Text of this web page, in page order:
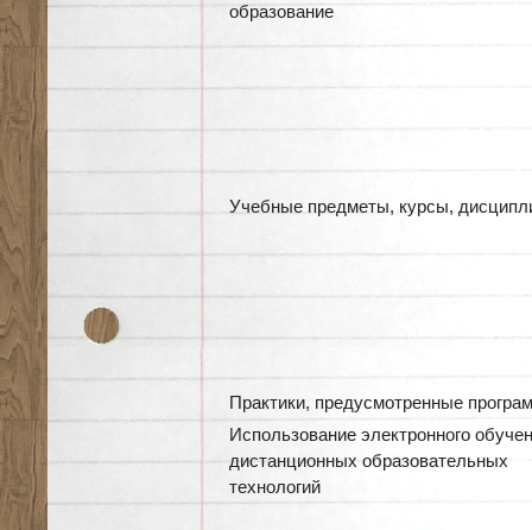
образование
Учебные предметы, курсы,
Практики, предусмотренные
Использование электронного
дистанционных образовательных
технологий